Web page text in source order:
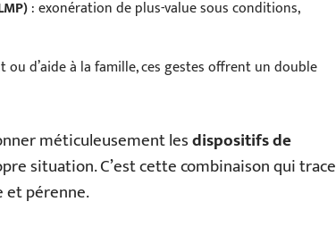
: exonération de plus-value sous conditions,
ou d’aide à la famille, ces gestes offrent un double
méticuleusement lesdispositifs de
situation. C’est cette combinaison qui trace
et pérenne.